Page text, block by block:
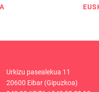
Urkizu pasealekua 11
20600 Eibar (Gipuzkoa)